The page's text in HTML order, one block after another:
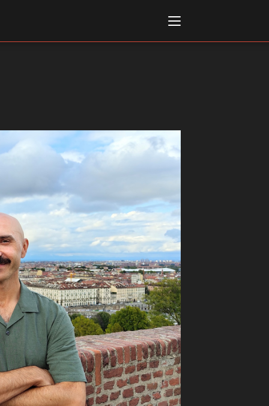
Italiano
MARKETS, AWARDS
Film Festival Rotterdam
Internationalen
Berlin
Cannes
Festival - Bio to B Industry
Festival
d’Arte
Venezia
Film Festival
di Roma
Festival